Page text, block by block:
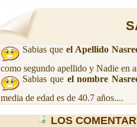
Sabias que el Apellido
como segundo apellido y Nadie en
Sabias que el nombre
media de edad es de 40.7 años....
LOS